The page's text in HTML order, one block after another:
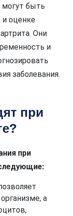
могут быть
и оценке
Они
и
заболевания.
при
при
а